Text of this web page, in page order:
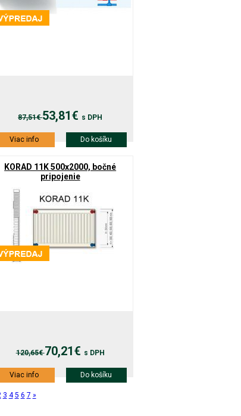
87,51€53,81€ s DPH
Viac info Do košíku
KORAD 11K 500x2000, bočné
pripojenie
120,65€70,21€ s DPH
Viac info Do košíku
3 4 5 6 7 »